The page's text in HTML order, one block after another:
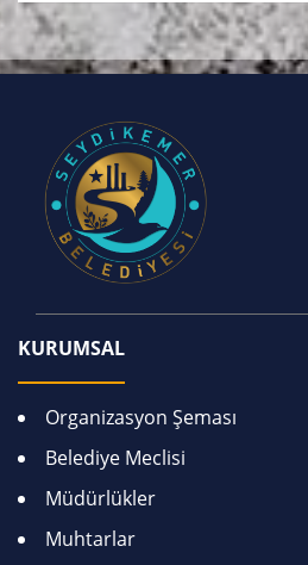
KURUMSAL
Organizasyon Şeması
Belediye Meclisi
Müdürlükler
Muhtarlar